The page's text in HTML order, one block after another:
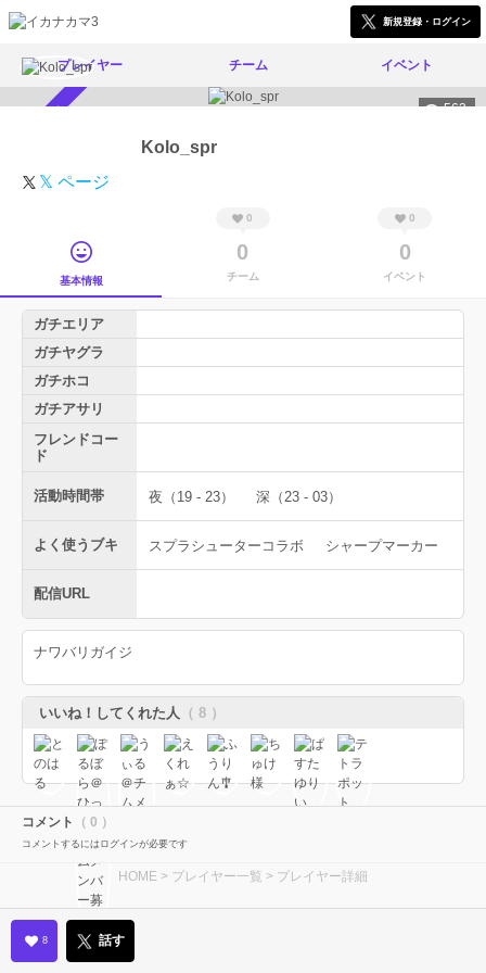
新規登録・ログイン
プレイヤー チーム イベント
562
Kolo_spr
𝕏 ページ
基本情報
0
0
チーム
0
0
イベント
ガチエリア
ガチヤグラ
ガチホコ
ガチアサリ
フレンドコー
ド
活動時間帯 夜（19 - 23） 深（23 - 03）
よく使うブキ スプラシューターコラボ シャープマーカー
配信URL
ナワバリガイジ
いいね！してくれた人 （ 8 ）
コメント （ 0 ）
コメントするにはログインが必要です
HOME > プレイヤー一覧 > プレイヤー詳細
8 話す